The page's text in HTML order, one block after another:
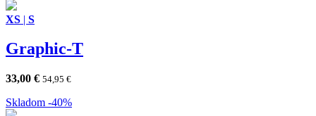
XS | S
Graphic-T
33,00 € 54,95 €
Skladom -40%